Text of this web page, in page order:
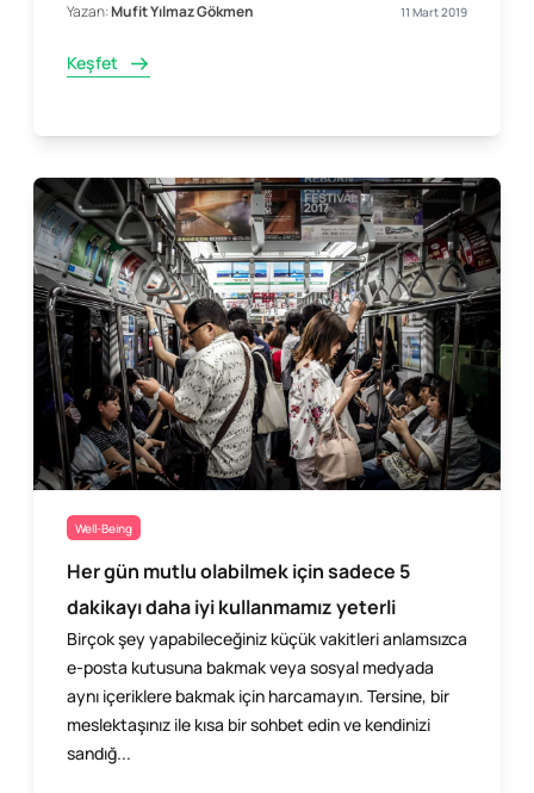
Yazan:Mufit Yılmaz Gökmen 11 Mart 2019
Keşfet
Well-Being
Her gün mutlu olabilmek için sadece 5
dakikayı daha iyi kullanmamız yeterli
Birçok şey yapabileceğiniz küçük vakitleri anlamsızca
e-posta kutusuna bakmak veya sosyal medyada
aynı içeriklere bakmak için harcamayın. Tersine, bir
meslektaşınız ile kısa bir sohbet edin ve kendinizi
sandığ...